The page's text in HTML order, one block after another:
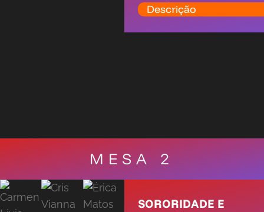
Descrição
MESA 2
SORORIDADE E